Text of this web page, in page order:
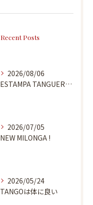
Recent Posts
2026/08/06
ESTAMPA TANGUERA MILONGA
2026/07/05
NEW MILONGA !
2026/05/24
TANGOは体に良い